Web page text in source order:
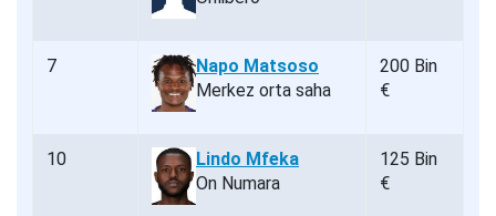
7
Napo Matsoso
Merkez orta saha
200 Bin
€
10
Lindo Mfeka
On Numara
125 Bin
€